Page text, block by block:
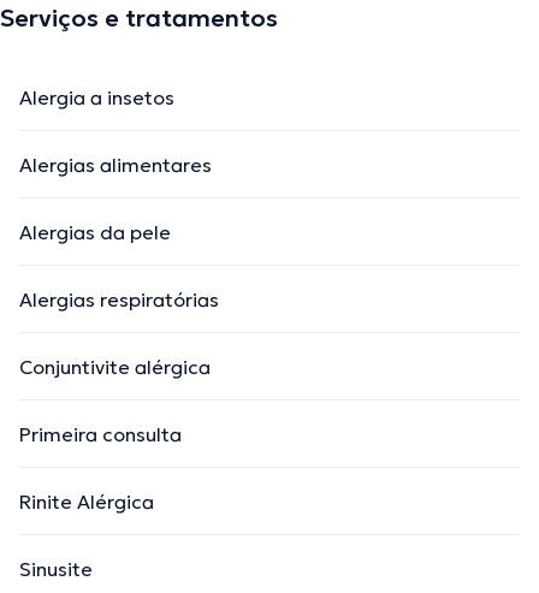
Serviços e tratamentos
Alergia a insetos
Alergias alimentares
Alergias da pele
Alergias respiratórias
Conjuntivite alérgica
Primeira consulta
Rinite Alérgica
Sinusite